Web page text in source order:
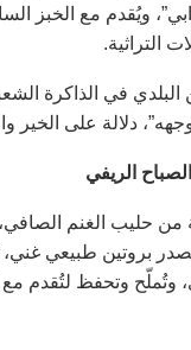
ويُقدم مع الخبز
التراثية.
في الذاكرة
دلالة على الخير
الصباح الريفي
من حليب الغنم
بروتين طبيعي غني،
وتُملّح وتحفظ لتُقدم مع